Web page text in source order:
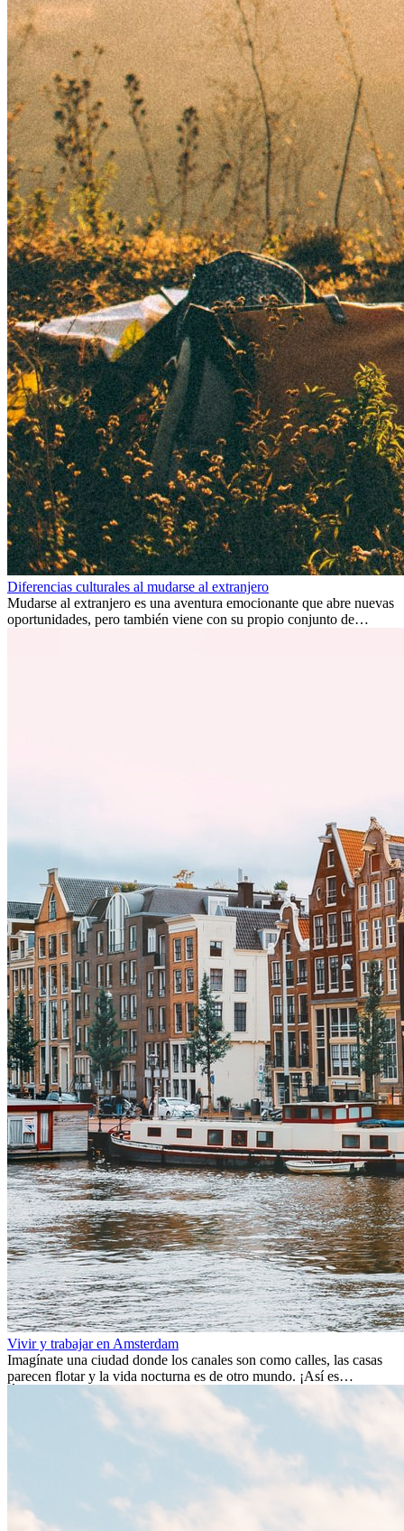
Diferencias culturales al mudarse al extranjero
Mudarse al extranjero es una aventura emocionante que abre nuevas
oportunidades, pero también viene con su propio conjunto de
Vivir y trabajar en Amsterdam
Imagínate una ciudad donde los canales son como calles, las casas
parecen flotar y la vida nocturna es de otro mundo. ¡Así es
Ámsterdam! Esta ciudad holandesa, ubicada en el oeste de Europa,
es un verdadero crisol de culturas. Con más de 800.000 habitantes,
entre ellos un montón de extranjeros, aquí encontrarás de todo:
desde tradiciones milenarias hasta las últimas tendencias.